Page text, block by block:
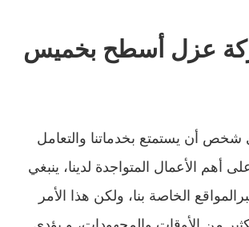
عزل أسطح بخميس
أن يستمتع بخدماتنا والتعامل
أهم الأعمال المتواجدة لدينا، ينبغي
الخاصة بنا، ولكن هذا الأمر